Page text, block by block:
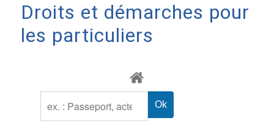
Droits et démarches pour
les particuliers